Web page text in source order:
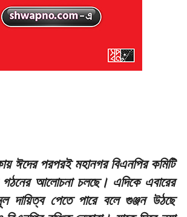
ঈদের পরপরই মহানগর বিএনপির কমিটি
গঠনের আলোচনা চলছে। এদিকে এবারের
দায়িত্ব পেতে পারে বলে গুঞ্জন উঠছে